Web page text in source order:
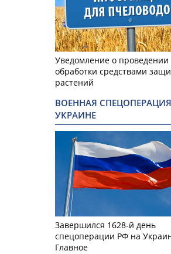
Уведомление о проведении
обработки средствами
растений
ВОЕННАЯ
УКРАИНЕ
Завершился 1628-й день
спецоперации РФ на
Главное